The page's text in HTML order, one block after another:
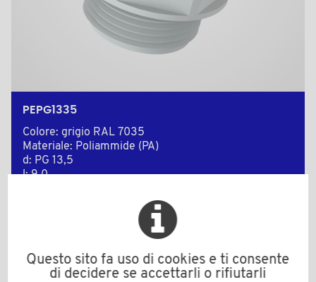
PEPG1335
Colore: grigio RAL 7035
Materiale: Poliammide (PA)
d: PG 13,5
l: 9,0
Gamma di serraggio 6-12 mm
Quantità minima di vendita : 50
Questo sito fa uso di cookies e ti consente
di decidere se accettarli o rifiutarli